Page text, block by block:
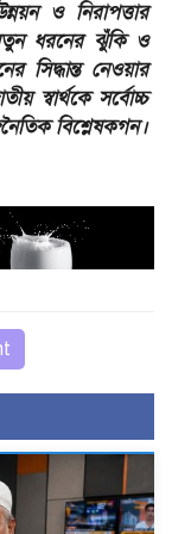
ও নিরাপত্তার
ধরনের ঝুঁকি ও
সিদ্ধান্ত নেওয়ার
স্বার্থকে সর্বোচ্চ
বিশ্লেষকগন।